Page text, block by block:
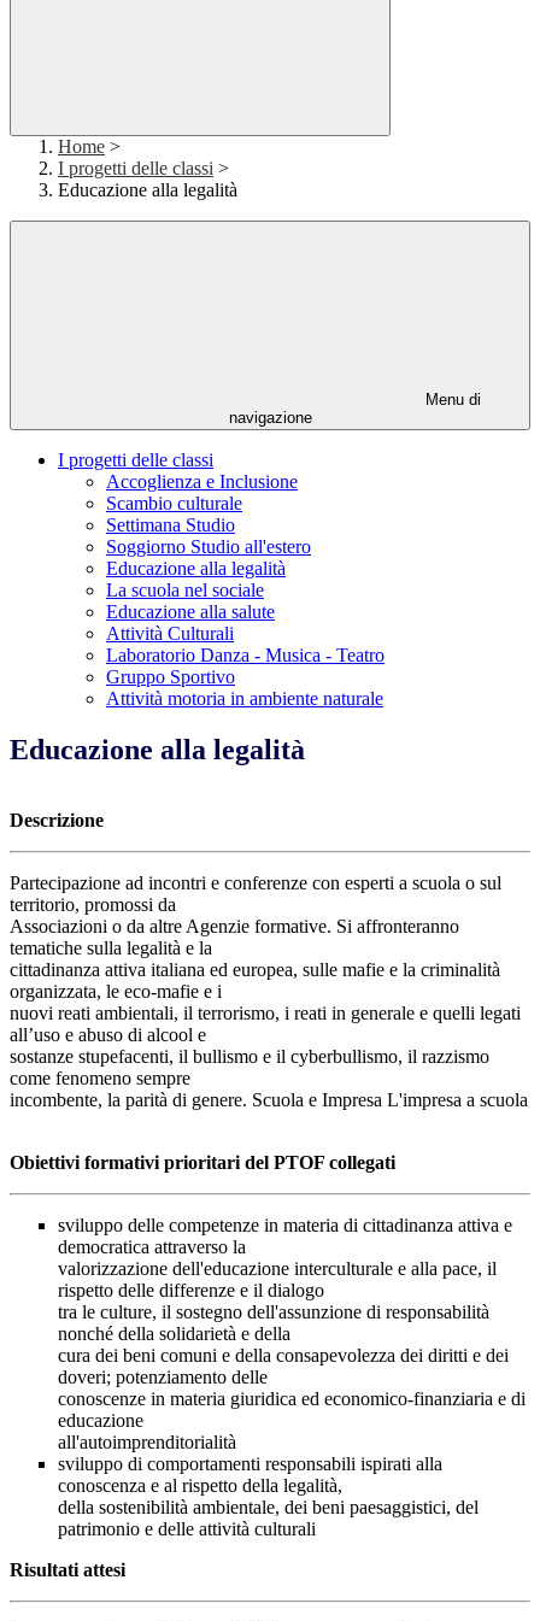
Home >
I progetti delle classi >
Educazione alla legalità
Menu di
navigazione
I progetti delle classi
Accoglienza e Inclusione
Scambio culturale
Settimana Studio
Soggiorno Studio all'estero
Educazione alla legalità
La scuola nel sociale
Educazione alla salute
Attività Culturali
Laboratorio Danza - Musica - Teatro
Gruppo Sportivo
Attività motoria in ambiente naturale
Educazione alla legalità
Descrizione
Partecipazione ad incontri e conferenze con esperti a scuola o sul
territorio, promossi da
Associazioni o da altre Agenzie formative. Si affronteranno
tematiche sulla legalità e la
cittadinanza attiva italiana ed europea, sulle mafie e la criminalità
organizzata, le eco-mafie e i
nuovi reati ambientali, il terrorismo, i reati in generale e quelli legati
all’uso e abuso di alcool e
sostanze stupefacenti, il bullismo e il cyberbullismo, il razzismo
come fenomeno sempre
incombente, la parità di genere. Scuola e Impresa L'impresa a scuola
Obiettivi formativi prioritari del PTOF collegati
sviluppo delle competenze in materia di cittadinanza attiva e
democratica attraverso la
valorizzazione dell'educazione interculturale e alla pace, il
rispetto delle differenze e il dialogo
tra le culture, il sostegno dell'assunzione di responsabilità
nonché della solidarietà e della
cura dei beni comuni e della consapevolezza dei diritti e dei
doveri; potenziamento delle
conoscenze in materia giuridica ed economico-finanziaria e di
educazione
all'autoimprenditorialità
sviluppo di comportamenti responsabili ispirati alla
conoscenza e al rispetto della legalità,
della sostenibilità ambientale, dei beni paesaggistici, del
patrimonio e delle attività culturali
Risultati attesi